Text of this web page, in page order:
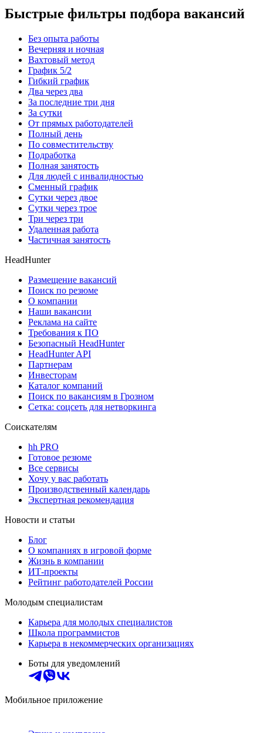
Быстрые фильтры подбора вакансий
Без опыта работы
Вечерняя и ночная
Вахтовый метод
График 5/2
Гибкий график
Два через два
За последние три дня
За сутки
От прямых работодателей
Полный день
По совместительству
Подработка
Полная занятость
Для людей с инвалидностью
Сменный график
Сутки через двое
Сутки через трое
Три через три
Удаленная работа
Частичная занятость
HeadHunter
Размещение вакансий
Поиск по резюме
О компании
Наши вакансии
Реклама на сайте
Требования к ПО
Безопасный HeadHunter
HeadHunter API
Партнерам
Инвесторам
Каталог компаний
Поиск по вакансиям в Грозном
Сетка: соцсеть для нетворкинга
Соискателям
hh PRO
Готовое резюме
Все сервисы
Хочу у вас работать
Производственный календарь
Экспертная рекомендация
Новости и статьи
Блог
О компаниях в игровой форме
Жизнь в компании
ИТ-проекты
Рейтинг работодателей России
Молодым специалистам
Карьера для молодых специалистов
Школа программистов
Карьера в некоммерческих организациях
Боты для уведомлений
Мобильное приложение